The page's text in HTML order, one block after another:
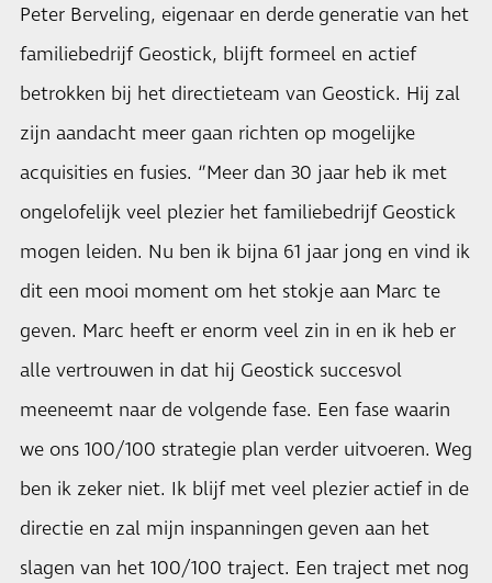
Peter Berveling, eigenaar en derde generatie van het
familiebedrijf Geostick, blijft formeel en actief
betrokken bij het directieteam van Geostick. Hij zal
zijn aandacht meer gaan richten op mogelijke
acquisities en fusies. ‘’Meer dan 30 jaar heb ik met
ongelofelijk veel plezier het familiebedrijf Geostick
mogen leiden. Nu ben ik bijna 61 jaar jong en vind ik
dit een mooi moment om het stokje aan Marc te
geven. Marc heeft er enorm veel zin in en ik heb er
alle vertrouwen in dat hij Geostick succesvol
meeneemt naar de volgende fase. Een fase waarin
we ons 100/100 strategie plan verder uitvoeren. Weg
ben ik zeker niet. Ik blijf met veel plezier actief in de
directie en zal mijn inspanningen geven aan het
slagen van het 100/100 traject. Een traject met nog